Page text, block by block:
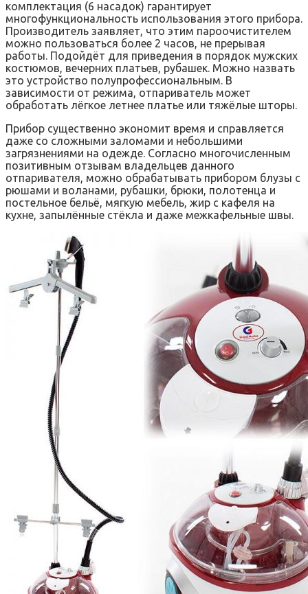
комплектация (6 насадок) гарантирует
многофункциональность использования этого прибора.
Производитель заявляет, что этим пароочистителем
можно пользоваться более 2 часов, не прерывая
работы. Подойдёт для приведения в порядок мужских
костюмов, вечерних платьев, рубашек. Можно назвать
это устройство полупрофессиональным. В
зависимости от режима, отпариватель может
обработать лёгкое летнее платье или тяжёлые шторы.
Прибор существенно экономит время и справляется
даже со сложными заломами и небольшими
загрязнениями на одежде. Согласно многочисленным
позитивным отзывам владельцев данного
отпаривателя, можно обрабатывать прибором блузы с
рюшами и воланами, рубашки, брюки, полотенца и
постельное бельё, мягкую мебель, жир с кафеля на
кухне, запылённые стёкла и даже межкафельные швы.